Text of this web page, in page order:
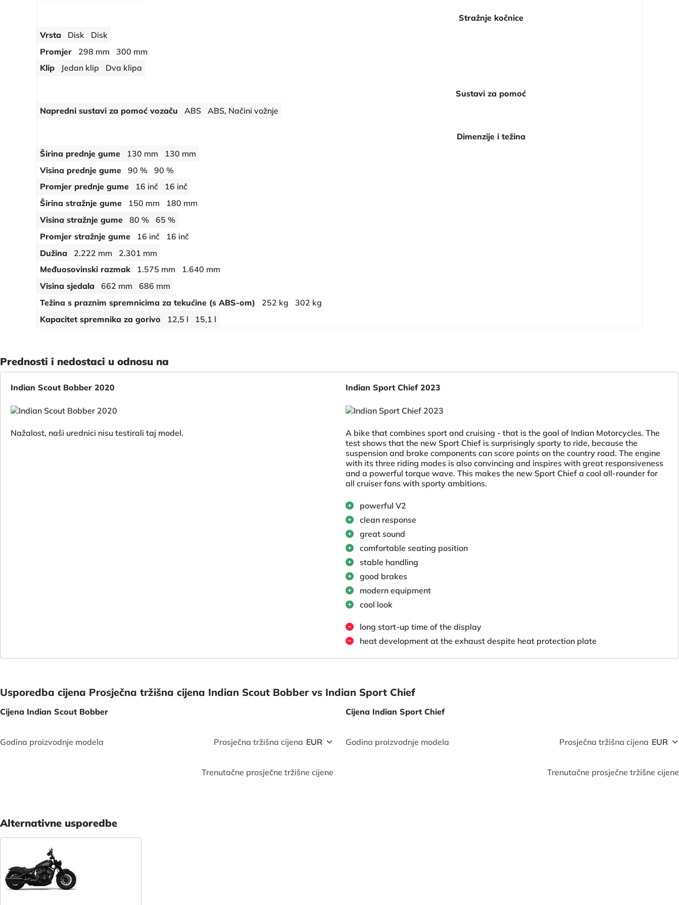
Stražnje kočnice
Vrsta
Disk
Disk
Promjer
298 mm
300 mm
Klip
Jedan klip Dva klipa
Sustavi za pomoć
Napredni sustavi za pomoć vozaču
ABS ABS, Načini vožnje
Dimenzije i težina
Širina prednje gume
130 mm
130 mm
Visina prednje gume
90 %
90 %
Promjer prednje gume
16 inč
16 inč
Širina stražnje gume
150 mm
180 mm
Visina stražnje gume
80 %
65 %
Promjer stražnje gume
16 inč
16 inč
Dužina
2.222 mm
2.301 mm
Međuosovinski razmak
1.575 mm
1.640 mm
Visina sjedala
662 mm
686 mm
Težina s praznim spremnicima za tekućine (s ABS-om)
252 kg
302 kg
Kapacitet spremnika za gorivo
12,5 l 15,1 l
Prednosti i nedostaci u odnosu na
Indian Scout Bobber 2020
Nažalost, naši urednici nisu testirali taj model.
Indian Sport Chief 2023
A bike that combines sport and cruising - that is the goal of Indian Motorcycles. The
test shows that the new Sport Chief is surprisingly sporty to ride, because the
suspension and brake components can score points on the country road. The engine
with its three riding modes is also convincing and inspires with great responsiveness
and a powerful torque wave. This makes the new Sport Chief a cool all-rounder for
all cruiser fans with sporty ambitions.
powerful V2
clean response
great sound
comfortable seating position
stable handling
good brakes
modern equipment
cool look
long start-up time of the display
heat development at the exhaust despite heat protection plate
Usporedba cijena Prosječna tržišna cijena Indian Scout Bobber vs Indian Sport Chief
Cijena Indian Scout Bobber
Godina proizvodnje modela Prosječna tržišna cijena
Trenutačne prosječne tržišne cijene
Cijena Indian Sport Chief
Godina proizvodnje modela Prosječna tržišna cijena
Trenutačne prosječne tržišne cijene
Alternativne usporedbe